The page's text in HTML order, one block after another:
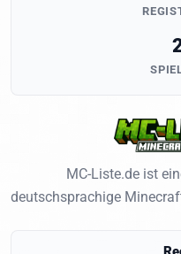
MC-Liste.de ist
deutschsprachige